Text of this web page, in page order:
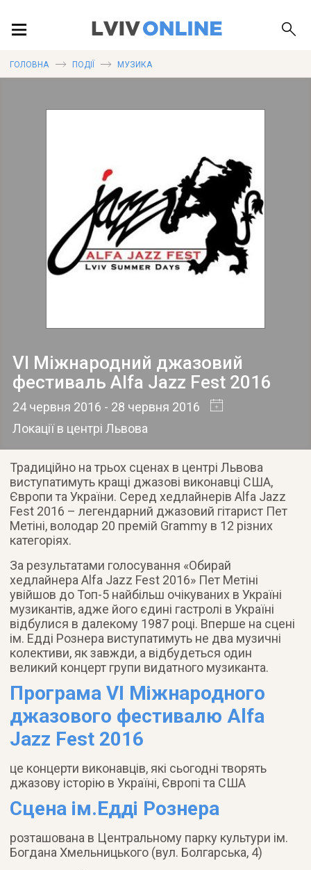
ДОВІДКА
ГОЛОВНА ПОДІЇ МУЗИКА
VI Міжнародний джазовий
фестиваль Alfa Jazz Fest 2016
24 червня 2016 - 28 червня 2016
Локації в центрі Львова
Традиційно на трьох сценах в центрі Львова
виступатимуть кращі джазові виконавці США,
Європи та України. Серед хедлайнерів Alfa Jazz
Fest 2016 – легендарний джазовий гітарист Пет
Метіні, володар 20 премій Grammy в 12 різних
категоріях.
За результатами голосування «Обирай
хедлайнера Alfa Jazz Fest 2016» Пет Метіні
увійшов до Топ-5 найбільш очікуваних в Україні
музикантів, адже його єдині гастролі в Україні
відбулися в далекому 1987 році. Вперше на сцені
ім. Едді Рознера виступатимуть не два музичні
колективи, як завжди, а відбудеться один
великий концерт групи видатного музиканта.
Програма VI Міжнародного
джазового фестивалю Alfa
Jazz Fest 2016
це концерти виконавців, які сьогодні творять
джазову історію в Україні, Європі та США
Сцена ім.Едді Рознера
розташована в Центральному парку культури ім.
Богдана Хмельницького (вул. Болгарська, 4)